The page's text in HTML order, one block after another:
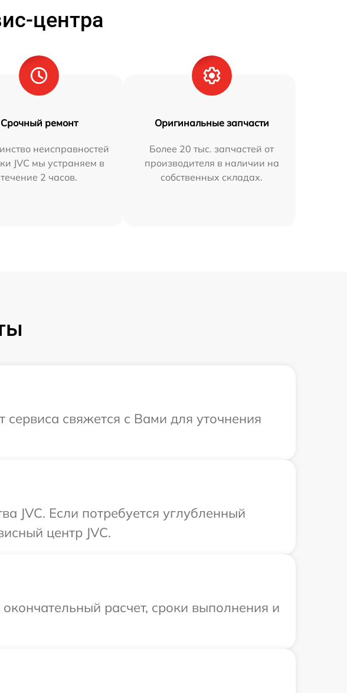
центра
Срочный ремонт
неисправностей
JVC мы устраняем в
течение 2 часов.
Оригинальные запчасти
Более 20 тыс. запчастей от
производителя в наличии на
собственных складах.
сервиса свяжется с Вами для уточнения
JVC. Если потребуется углубленный
центр JVC.
расчет, сроки выполнения и